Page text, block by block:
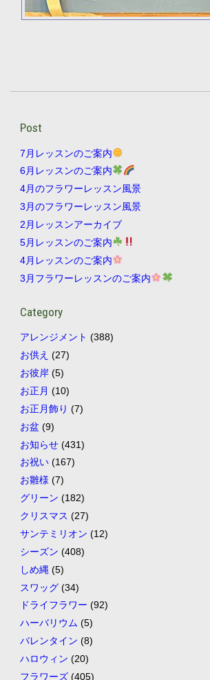
Post
7月レッスンのご案内
6月レッスンのご案内
4月のフラワーレッスン風景
3月のフラワーレッスン風景
2月レッスンアーカイブ
5月レッスンのご案内
4月レッスンのご案内
3月フラワーレッスンのご案内
Category
アレンジメント (388)
お供え (27)
お彼岸(5)
お正月 (10)
お正月飾り (7)
お盆 (9)
お知らせ(431)
お祝い(167)
お雛様 (7)
グリーン (182)
クリスマス (27)
サンテミリオン (12)
シーズン (408)
しめ縄 (5)
スワッグ(34)
ドライフラワー (92)
ハーバリウム (5)
バレンタイン (8)
ハロウィン (20)
フラワーズ(405)